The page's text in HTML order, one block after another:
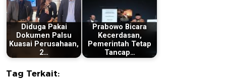
Diduga Pakai
Dokumen Palsu
Kuasai Perusahaan,
2…
Prabowo Bicara
Kecerdasan,
Pemerintah Tetap
Tancap…
Tag Terkait: